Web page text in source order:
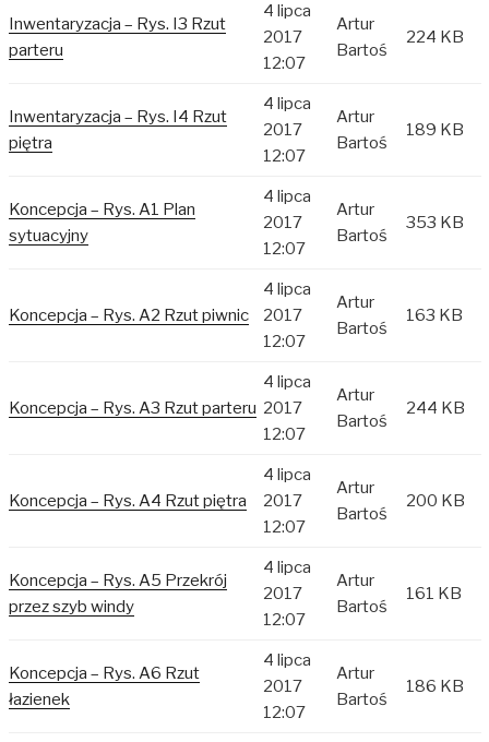
Inwentaryzacja – Rys. I3 Rzut
parteru
4 lipca
2017
12:07
Artur
Bartoś
224 KB
Inwentaryzacja – Rys. I4 Rzut
piętra
4 lipca
2017
12:07
Artur
Bartoś
189 KB
Koncepcja – Rys. A1 Plan
sytuacyjny
4 lipca
2017
12:07
Artur
Bartoś
353 KB
Koncepcja – Rys. A2 Rzut piwnic
4 lipca
2017
12:07
Artur
Bartoś
163 KB
Koncepcja – Rys. A3 Rzut parteru
4 lipca
2017
12:07
Artur
Bartoś
244 KB
Koncepcja – Rys. A4 Rzut piętra
4 lipca
2017
12:07
Artur
Bartoś
200 KB
Koncepcja – Rys. A5 Przekrój
przez szyb windy
4 lipca
2017
12:07
Artur
Bartoś
161 KB
Koncepcja – Rys. A6 Rzut
łazienek
4 lipca
2017
12:07
Artur
Bartoś
186 KB